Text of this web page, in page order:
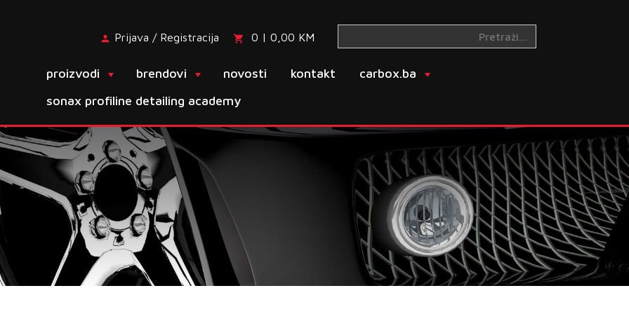
Prijava / Registracija 0 | 0,00 KM
proizvodi brendovi novosti kontakt
carbox.ba
sonax profiline detailing academy